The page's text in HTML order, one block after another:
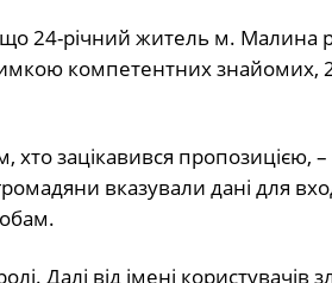
що 24-річний житель м. Малина
компетентних знайомих,
хто зацікавився пропозицією,
вказували дані для
Далі від імені користувачів